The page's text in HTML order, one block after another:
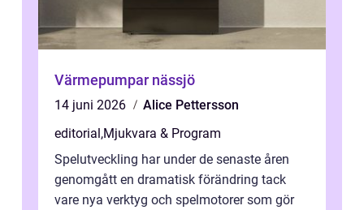
Värmepumpar nässjö
14 juni 2026
Alice Pettersson
editorial,Mjukvara & Program
Spelutveckling har under de senaste åren
genomgått en dramatisk förändring tack
vare nya verktyg och spelmotorer som gör